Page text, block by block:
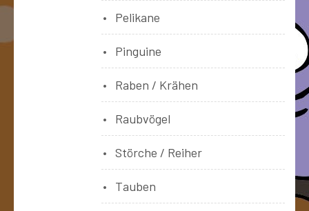
Pelikane
Pinguine
Raben / Krähen
Raubvögel
Störche / Reiher
Tauben